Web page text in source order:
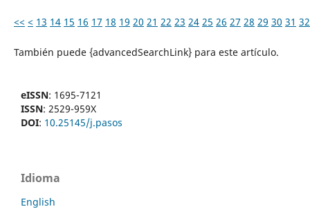
<< < 13 14 15 16 17 18 19 20 21 22 23 24 25 26 27 28 29 30 31 32
También puede {advancedSearchLink} para este artículo.
eISSN: 1695-7121
ISSN: 2529-959X
DOI: 10.25145/j.pasos
Idioma
English